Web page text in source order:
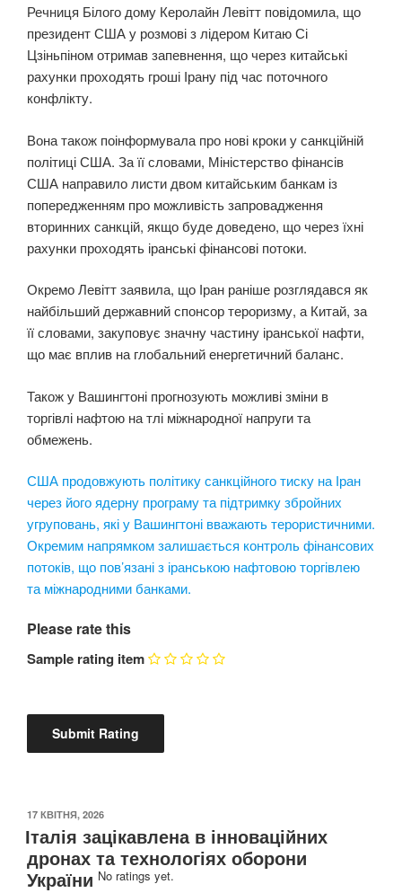
Речниця Білого дому Керолайн Левітт повідомила, що
президент США у розмові з лідером Китаю Сі
Цзіньпіном отримав запевнення, що через китайські
рахунки проходять гроші Ірану під час поточного
конфлікту.
Вона також поінформувала про нові кроки у санкційній
політиці США. За її словами, Міністерство фінансів
США направило листи двом китайським банкам із
попередженням про можливість запровадження
вторинних санкцій, якщо буде доведено, що через їхні
рахунки проходять іранські фінансові потоки.
Окремо Левітт заявила, що Іран раніше розглядався як
найбільший державний спонсор тероризму, а Китай, за
її словами, закуповує значну частину іранської нафти,
що має вплив на глобальний енергетичний баланс.
Також у Вашингтоні прогнозують можливі зміни в
торгівлі нафтою на тлі міжнародної напруги та
обмежень.
США продовжують політику санкційного тиску на Іран
через його ядерну програму та підтримку збройних
угруповань, які у Вашингтоні вважають терористичними.
Окремим напрямком залишається контроль фінансових
потоків, що пов’язані з іранською нафтовою торгівлею
та міжнародними банками.
Please rate this
Sample rating item
ОПУБЛІКОВАНО
17 КВІТНЯ, 2026
Італія зацікавлена в інноваційних
дронах та технологіях оборони
України No ratings yet.